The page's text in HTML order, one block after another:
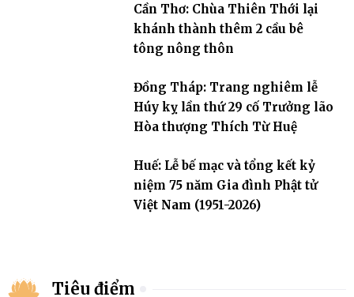
Cần Thơ: Chùa Thiên Thới lại
khánh thành thêm 2 cầu bê
tông nông thôn
Đồng Tháp: Trang nghiêm lễ
Húy kỵ lần thứ 29 cố Trưởng lão
Hòa thượng Thích Từ Huệ
Huế: Lễ bế mạc và tổng kết kỷ
niệm 75 năm Gia đình Phật tử
Việt Nam (1951-2026)
Tiêu điểm